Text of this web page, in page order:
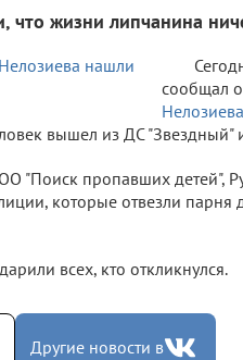
жизни липчанина
сообщал о
вышел из ДС "Звездный"
"Поиск пропавших детей",
которые отвезли
всех, кто откликнулся.
Другие новости в